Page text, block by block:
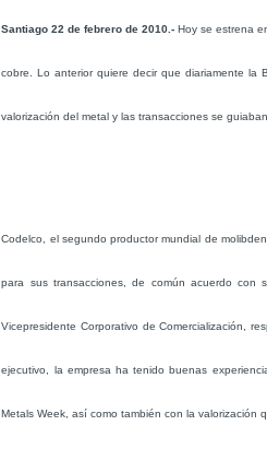
Santiago 22 de febrero de 2010.-Hoy se estrena
cobre. Lo anterior quiere decir que diariamente la
valorización del metal y las transacciones se
Codelco, el segundo productor mundial de
para sus transacciones, de común acuerdo con
Vicepresidente Corporativo de Comercialización,
ejecutivo, la empresa ha tenido buenas
Metals Week, así como también con la valorización